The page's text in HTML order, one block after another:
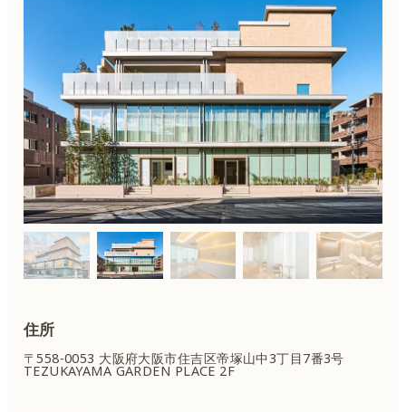
住所
〒558-0053 大阪府大阪市住吉区帝塚山中3丁目7番3号
TEZUKAYAMA GARDEN PLACE 2F